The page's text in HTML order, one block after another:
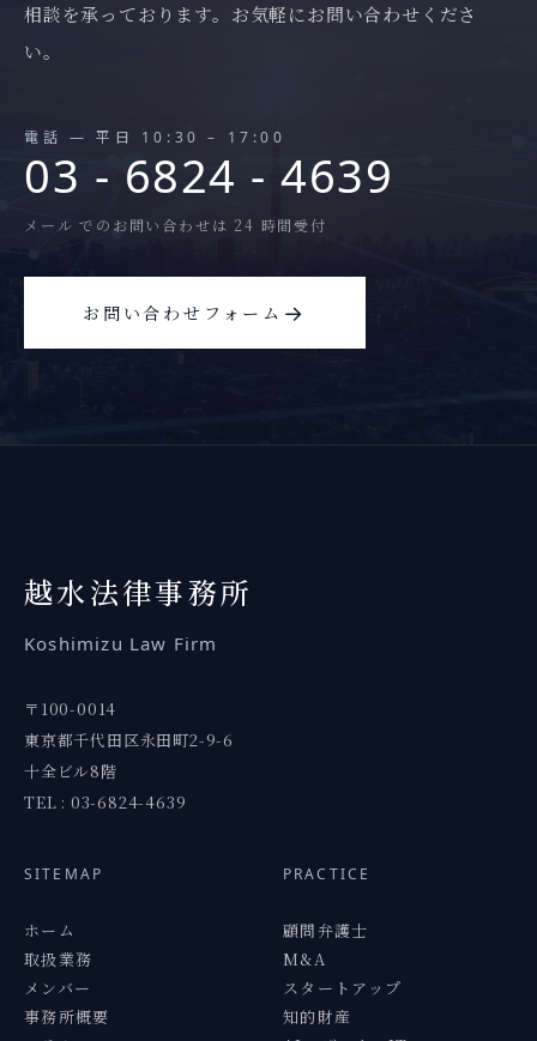
相談を承っております。お気軽にお問い合わせくださ
い。
電話 — 平日 10:30 – 17:00
03 - 6824 - 4639
メール でのお問い合わせは 24 時間受付
お問い合わせフォーム →
越水法律事務所
Koshimizu Law Firm
〒100-0014
東京都千代田区永田町2-9-6
十全ビル8階
TEL : 03-6824-4639
SITEMAP
ホーム
取扱業務
メンバー
事務所概要
PRACTICE
顧問弁護士
M&A
スタートアップ
知的財産